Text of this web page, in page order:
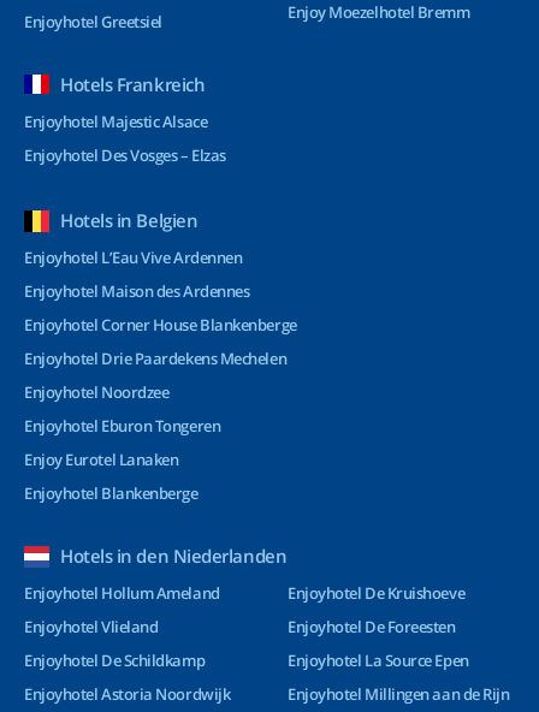
Enjoyhotel Greetsiel
Enjoy Moezelhotel Bremm
Hotels Frankreich
Enjoyhotel Majestic Alsace
Enjoyhotel Des Vosges – Elzas
Hotels in Belgien
Enjoyhotel L’Eau Vive Ardennen
Enjoyhotel Maison des Ardennes
Enjoyhotel Corner House Blankenberge
Enjoyhotel Drie Paardekens Mechelen
Enjoyhotel Noordzee
Enjoyhotel Eburon Tongeren
Enjoy Eurotel Lanaken
Enjoyhotel Blankenberge
Hotels in den Niederlanden
Enjoyhotel Hollum Ameland
Enjoyhotel Vlieland
Enjoyhotel De Schildkamp
Enjoyhotel Astoria Noordwijk
Enjoyhotel De Kruishoeve
Enjoyhotel De Foreesten
Enjoyhotel La Source Epen
Enjoyhotel Millingen aan de Rijn